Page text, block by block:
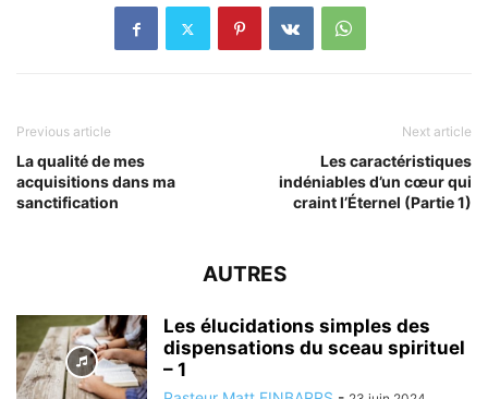
Previous article
La qualité de mes
acquisitions dans ma
sanctification
Next article
Les caractéristiques
indéniables d’un cœur qui
craint l’Éternel (Partie 1)
AUTRES
Les élucidations simples des
dispensations du sceau spirituel
– 1